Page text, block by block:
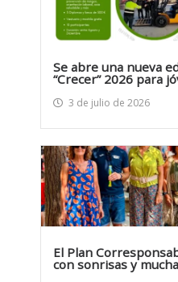
Se abre una nueva
“Crecer” 2026 para
3 de julio de 2026
El Plan
con sonrisas y